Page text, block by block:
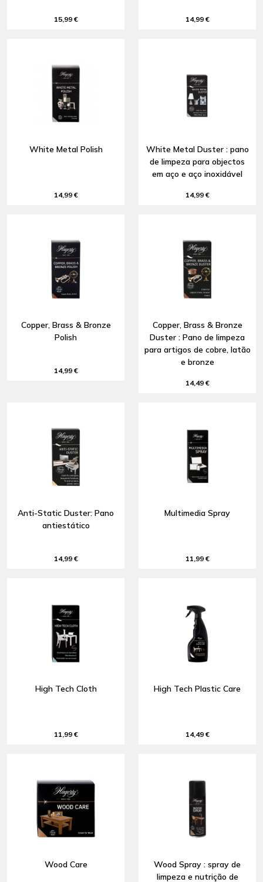
15,99 € 14,99 €
White Metal Polish
14,99 €
White Metal Duster : pano
de limpeza para objectos
em aço e aço inoxidável
14,99 €
Copper, Brass & Bronze
Polish
14,99 €
Copper, Brass & Bronze
Duster : Pano de limpeza
para artigos de cobre, latão
e bronze
14,49 €
Anti-Static Duster: Pano
antiestático
14,99 €
Multimedia Spray
11,99 €
High Tech Cloth
11,99 €
High Tech Plastic Care
14,49 €
Wood Care
Wood Spray : spray de
limpeza e nutrição de